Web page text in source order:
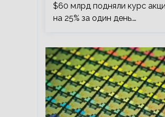
$60 млрд подняли курс
на 25% за один день.…